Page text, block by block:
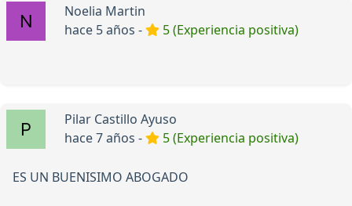
Noelia Martin
hace 5 años -
5 (Experiencia positiva)
Pilar Castillo Ayuso
hace 7 años -
5 (Experiencia positiva)
ES UN BUENISIMO ABOGADO